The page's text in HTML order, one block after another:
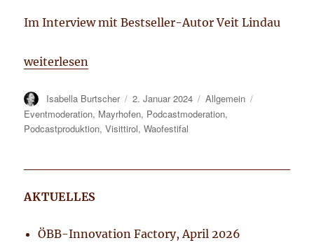
Im Interview mit Bestseller-Autor Veit Lindau
„WAO-Festival zum Ski-Opening in Mayrhofen,
weiterlesen
Autor
Isabella Burtscher
Veröffentlicht
am
2. Januar 2024 Kategorien
Allgemein
Eventmoderation, Mayrhofen, Podcastmoderation,
Podcastproduktion,Visittirol,Waofestifal
AKTUELLES
ÖBB-Innovation Factory, April 2026